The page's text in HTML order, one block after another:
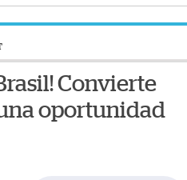
Convierte
oportunidad